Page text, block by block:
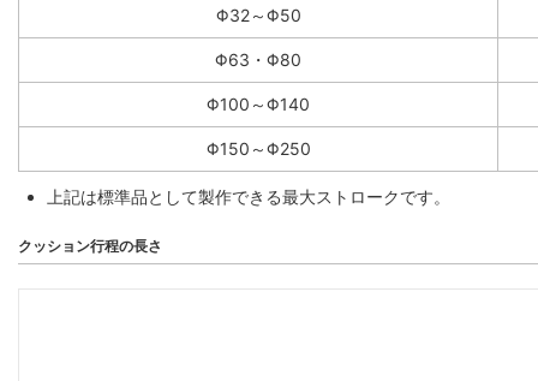
Φ32～Φ50
Φ63・Φ80
Φ100～Φ140
Φ150～Φ250
上記は標準品として製作できる最大ストロークです。
クッション行程の長さ